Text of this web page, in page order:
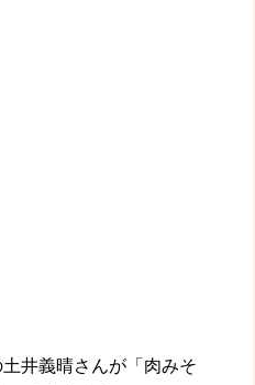
井義晴さんが「肉みそ